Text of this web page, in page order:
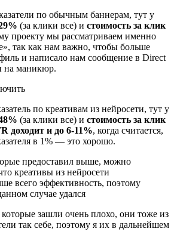
по обычным баннерам, тут у
(за клики все) и стоимость за клик
проекту мы рассматриваем именно
так как нам важно, чтобы больше
и написало нам сообщение в Direct
на маникюр.
по креативам из нейросети, тут у
(за клики все) и стоимость за клик
доходит и до 6-11%, когда считается,
в 1% — это хорошо.
предоставил выше, можно
креативы из нейросети
всего эффективность, поэтому
случае удался
зашли очень плохо, они тоже из
так себе, поэтому я их в дальнейшем